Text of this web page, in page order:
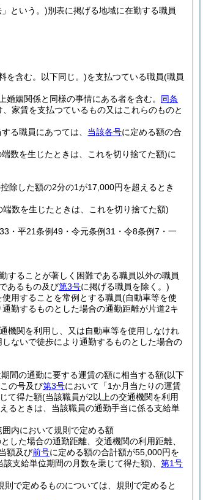
という。)別表に掲げる地域に在勤する職員
を含む。以下同じ。)を支払つている職員(職員
婚姻関係と同様の事情にある者を含む。 同条
、家賃を支払つているもの又はこれらのものと
る職員にあつては、 当該各号に定める額の合
数を生じたときは、これを切り捨てた額)に
除した額の2分の1が17,000円を超えるとき
数を生じたときは、これを切り捨てた額)
・平21条例49・令元条例31・令8条例7・一
することが著しく困難である職員以外の職員
あるもの及び第3号に掲げる職員を除く。)
使用することを常例とする職員(自動車等を使
勤するものとした場合の通勤距離が片道2キ
機関を利用し、又は自動車等を使用しなけれ
ないで徒歩により通勤するものとした場合の
間の通勤に要する運賃の額に相当する額(以下
の号及び第3号において「1か月当たりの運賃
て得た額(当該職員が2以上の交通機関を利用
るときは、当該職員の通勤手当に係る支給単
内において規則で定める額
た場合の通勤距離、交通機関の利用距離、
額及び前号に定める額の合計額が55,000円を
支給単位期間の月数を乗じて得た額)
第1号
で定めるものについては、規則で定めると